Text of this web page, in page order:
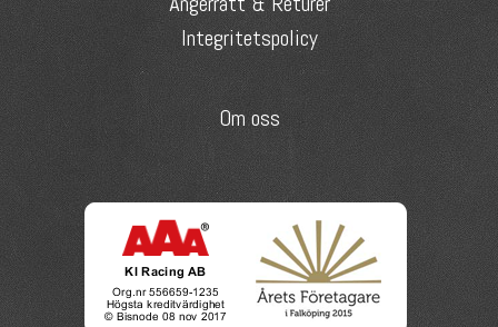
Integritetspolicy
Om oss